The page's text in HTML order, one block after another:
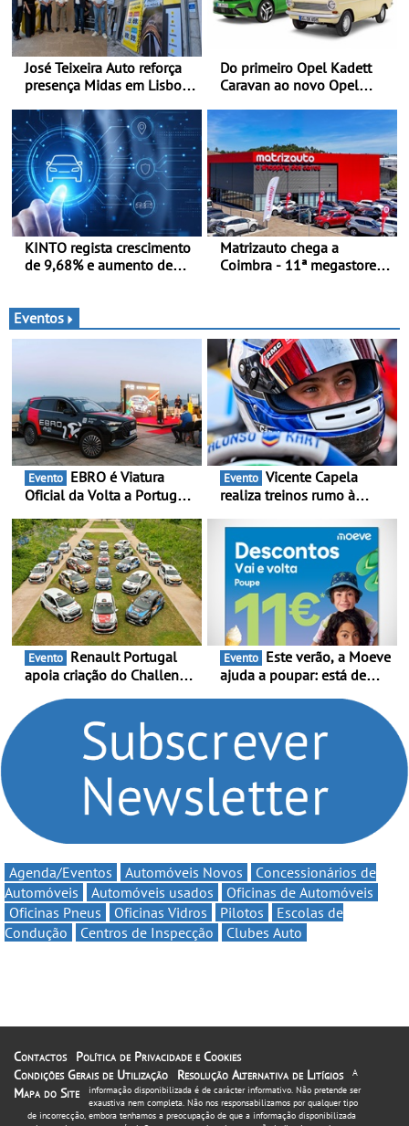
José Teixeira Auto reforça
presença Midas em Lisboa
Grande - E assinatura para
nova unidade em Vialonga
Do primeiro Opel Kadett
Caravan ao novo Opel
KINTO regista crescimento
de 9,68% e aumento de
Matrizauto chega a
Coimbra - 11ª megastore
Eventos
Evento
Oficial da Volta a Portugal
presença nacional ao lado
da mítica prova de ciclismo
e leva a sua gama SUV
multi-energia às estradas
de Portugal
Evento
realiza treinos rumo à
Portugal Karting e mira boa
estreia - O Campeonato
Portugal Karting 2026
decorre entre 1 de Março e
6 de Setembro
Evento
apoia criação do Challenge
compromisso com o
automobilismo nacional
continua em 2026
Evento
ajuda a poupar: está de
Volta” com descontos de
Agenda/Eventos Automóveis Novos
Concessionários de
Automóveis
Automóveis usados
Oficinas de Automóveis
Oficinas Pneus
Oficinas Vidros Pilotos
Escolas de
Condução
Centros de Inspecção Clubes Auto
Contactos
Política de Privacidade e Cookies
Condições Gerais de Utilização
Resolução Alternativa de Litígios
Mapa do Site
A
informação disponibilizada é de carácter informativo. Não pretende ser
exaustiva nem completa. Não nos responsabilizamos por qualquer tipo
de incorrecção, embora tenhamos a preocupação de que a informação disponibilizada